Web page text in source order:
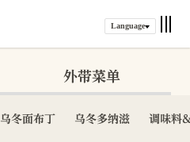
Language
外带菜单
乌冬面布丁 乌冬多纳滋 调味料